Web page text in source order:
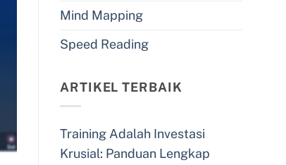
Mind Mapping
Speed Reading
ARTIKEL TERBAIK
Training Adalah Investasi
Krusial: Panduan Lengkap